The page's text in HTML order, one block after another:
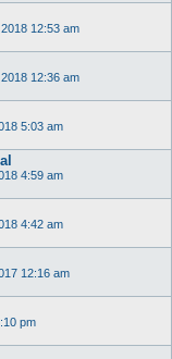
12:53 am
12:36 am
5:03 am
4:59 am
4:42 am
12:16 am
pm